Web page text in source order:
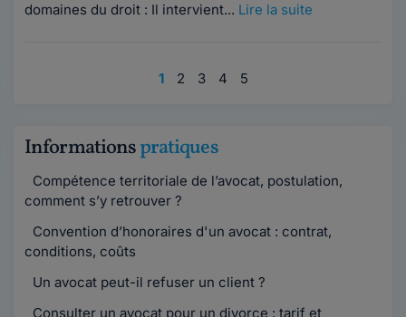
domaines du droit : Il intervient... Lire la suite
1 2 3 4 5
Informationspratiques
Compétence territoriale de l’avocat, postulation,
comment s’y retrouver ?
Convention d’honoraires d'un avocat : contrat,
conditions, coûts
Un avocat peut-il refuser un client ?
Consulter un avocat pour un divorce : tarif et